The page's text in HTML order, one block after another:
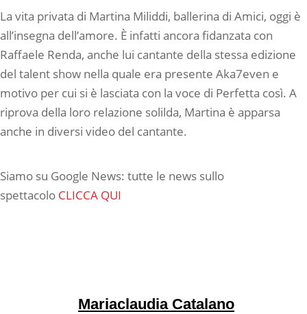
La vita privata di Martina Miliddi, ballerina di Amici, oggi è
all’insegna dell’amore. È infatti ancora fidanzata con
Raffaele Renda, anche lui cantante della stessa edizione
del talent show nella quale era presente Aka7even e
motivo per cui si è lasciata con la voce di Perfetta così. A
riprova della loro relazione solilda, Martina è apparsa
anche in diversi video del cantante.
Siamo su Google News: tutte le news sullo
spettacolo CLICCA QUI
Mariaclaudia Catalano